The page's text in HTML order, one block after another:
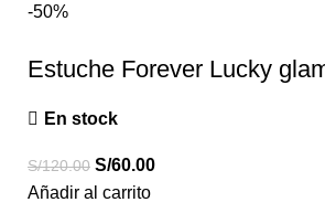
-50%
Estuche Forever Lucky
En stock
S/120.00 S/60.00
Añadir al carrito